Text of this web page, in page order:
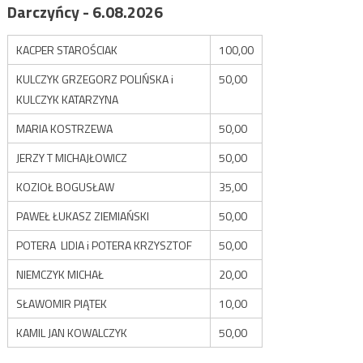
Darczyńcy - 6.08.2026
KACPER STAROŚCIAK
100,00
KULCZYK GRZEGORZ POLIŃSKA i
KULCZYK KATARZYNA
50,00
MARIA KOSTRZEWA
50,00
JERZY T MICHAJŁOWICZ
50,00
KOZIOŁ BOGUSŁAW
35,00
PAWEŁ ŁUKASZ ZIEMIAŃSKI
50,00
POTERA LIDIA i POTERA KRZYSZTOF
50,00
NIEMCZYK MICHAŁ
20,00
SŁAWOMIR PIĄTEK
10,00
KAMIL JAN KOWALCZYK
50,00